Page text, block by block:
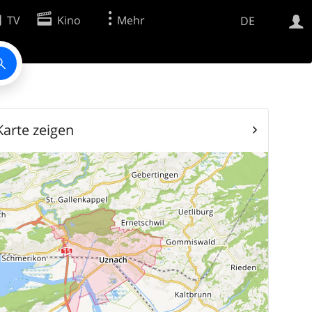
DE
TV Kino Mehr
zeigen